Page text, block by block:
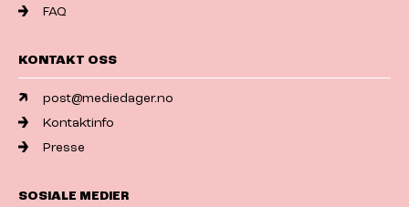
FAQ
KONTAKT OSS
post@mediedager.no
Kontaktinfo
Presse
SOSIALE MEDIER